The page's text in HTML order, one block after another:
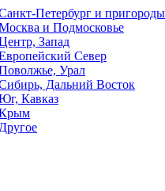
Петербург и пригороды
и Подмосковье
Запад
Север
Урал
Дальний Восток
Кавказ
Крым